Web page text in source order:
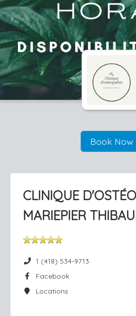
Book Now
CLINIQUE
MARIEPIER
1 (418) 534-9713
Facebook
Locations